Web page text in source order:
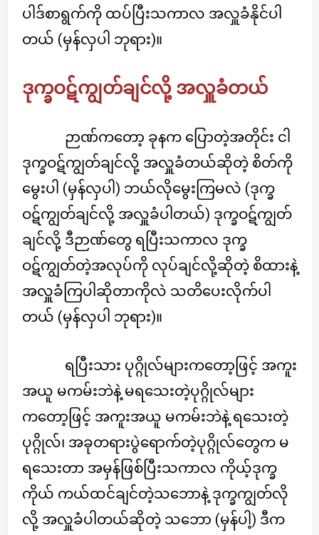
ပါဒ်စာရွက်ကို ထပ်ပြီးသကာလ အလှူခံနိုင်ပါ
တယ် (မှန်လှပါ ဘုရား)။
ဒုက္ခဝဋ်ကျွတ်ချင်လို့ အလှူခံတယ်
ဉာဏ်ကတော့ ခုနက ပြောတဲ့အတိုင်း ငါ
ဒုက္ခဝဋ်ကျွတ်ချင်လို့ အလှူခံတယ်ဆိုတဲ့ စိတ်ကို
မွေးပါ (မှန်လှပါ) ဘယ်လိုမွေးကြမလဲ (ဒုက္ခ
ဝဋ်ကျွတ်ချင်လို့ အလှူခံပါတယ်) ဒုက္ခဝဋ်ကျွတ်
ချင်လို့ ဒီဉာဏ်တွေ ရပြီးသကာလ ဒုက္ခ
ဝဋ်ကျွတ်တဲ့အလုပ်ကို လုပ်ချင်လို့ဆိုတဲ့ စိထားနဲ့
အလှူခံကြပါဆိုတာကိုလဲ သတိပေးလိုက်ပါ
တယ် (မှန်လှပါ ဘုရား)။
ရပြီးသား ပုဂ္ဂိုလ်များကတော့ဖြင့် အကူး
အယူ မကမ်းဘဲနဲ့ မရသေးတဲ့ပုဂ္ဂိုလ်များ
ကတော့ဖြင့် အကူးအယူ မကမ်းဘဲနဲ့ ရသေးတဲ့
ပုဂ္ဂိုလ်၊ အခုတရားပွဲရောက်တဲ့ပုဂ္ဂိုလ်တွေက မ
ရသေးတာ အမှန်ဖြစ်ပြီးသကာလ ကိုယ့်ဒုက္ခ
ကိုယ် ကယ်ထင်ချင်တဲ့သဘောနဲ့ ဒုက္ခကျွတ်လို
လို့ အလှူခံပါတယ်ဆိုတဲ့ သဘော (မှန်ပါ့) ဒီက